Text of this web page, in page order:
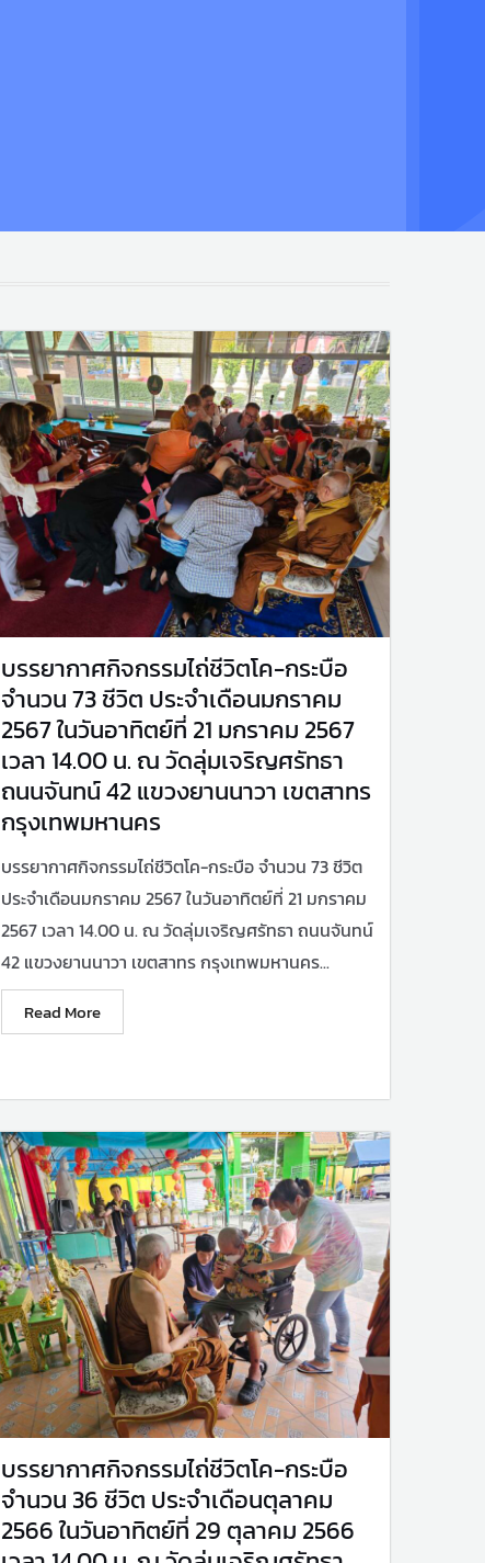
บรรยากาศกิจกรรมไถ่ชีวิตโค-กระบือ
จำนวน 73 ชีวิต ประจำเดือนมกราคม
2567 ในวันอาทิตย์ที่ 21 มกราคม 2567
เวลา 14.00 น. ณ วัดลุ่มเจริญศรัทธา
ถนนจันทน์ 42 แขวงยานนาวา เขตสาทร
กรุงเทพมหานคร
บรรยากาศกิจกรรมไถ่ชีวิตโค-กระบือ จำนวน 73 ชีวิต
ประจำเดือนมกราคม 2567 ในวันอาทิตย์ที่ 21 มกราคม
2567 เวลา 14.00 น. ณ วัดลุ่มเจริญศรัทธา ถนนจันทน์
42 แขวงยานนาวา เขตสาทร กรุงเทพมหานคร...
Read More
บรรยากาศกิจกรรมไถ่ชีวิตโค-กระบือ
จำนวน 36 ชีวิต ประจำเดือนตุลาคม
2566 ในวันอาทิตย์ที่ 29 ตุลาคม 2566